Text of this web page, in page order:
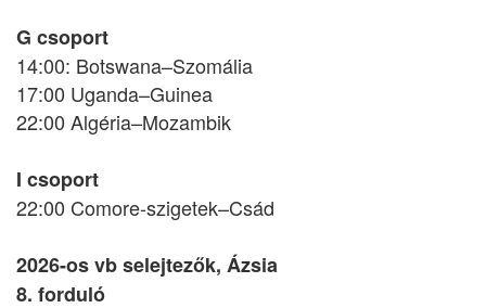
G csoport
14:00: Botswana–Szomália
17:00 Uganda–Guinea
22:00 Algéria–Mozambik
I csoport
22:00 Comore-szigetek–Csád
2026-os vb selejtezők, Ázsia
8. forduló